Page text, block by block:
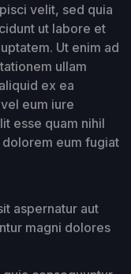
velit, sed quia
ut labore et
Ut enim ad
ullam
ex ea
eum iure
esse quam nihil
eum fugiat
aspernatur aut
magni dolores